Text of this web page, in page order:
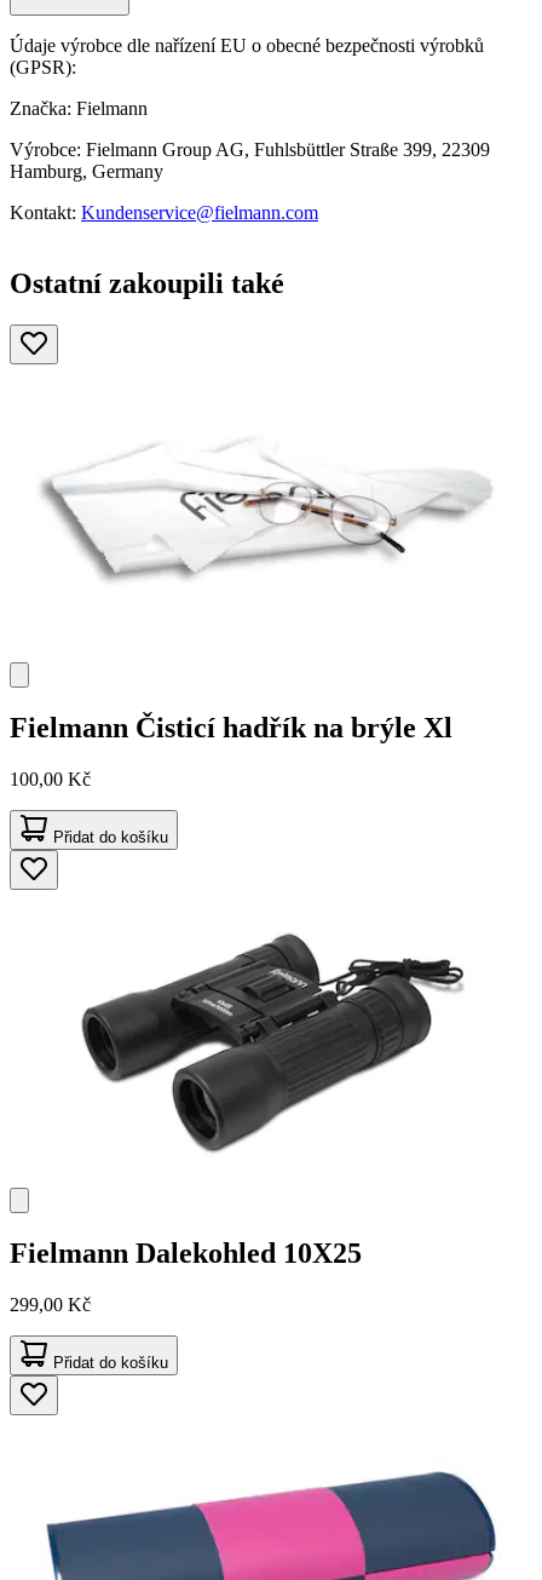
Údaje výrobce dle nařízení EU o obecné bezpečnosti výrobků
(GPSR):
Značka: Fielmann
Výrobce: Fielmann Group AG, Fuhlsbüttler Straße 399, 22309
Hamburg, Germany
Kontakt: Kundenservice@fielmann.com
Ostatní zakoupili také
Fielmann Čisticí hadřík na brýle Xl
100,00 Kč
Přidat do košíku
Fielmann Dalekohled 10X25
299,00 Kč
Přidat do košíku